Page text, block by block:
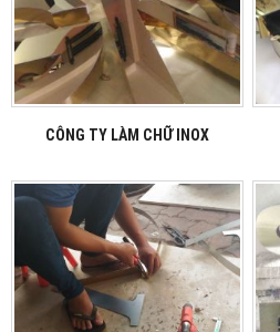
CÔNG TY LÀM CHỮ INOX